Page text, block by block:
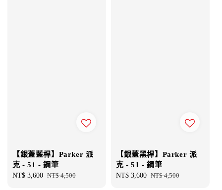
【銀蓋藍桿】Parker 派
克 - 51 - 鋼筆
Sale
NT$ 3,600 Regular
NT$ 4,500
【銀蓋黑桿】Parker 派
克 - 51 - 鋼筆
Sale
NT$ 3,600 Regular
NT$ 4,500